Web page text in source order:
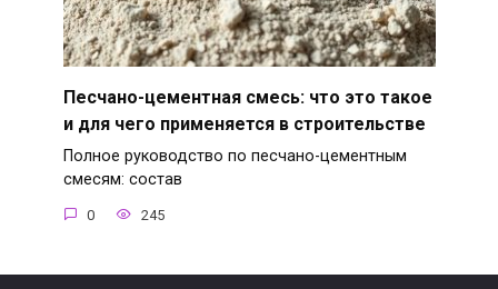
Песчано-цементная смесь: что это такое
и для чего применяется в строительстве
Полное руководство по песчано-цементным
смесям: состав
0 245